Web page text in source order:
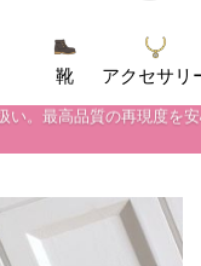
靴 アクセサリ
い。最高品質の再現度を
い。最高品質の再現度を